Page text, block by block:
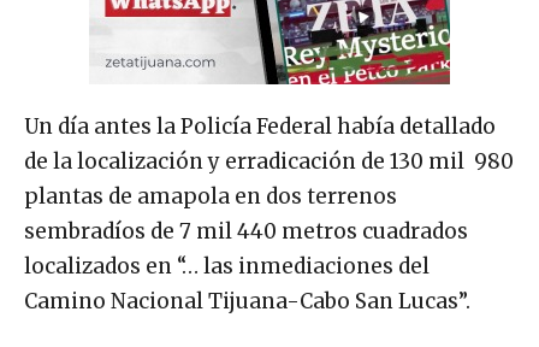
Un día antes la Policía Federal había detallado
de la localización y erradicación de 130 mil 980
plantas de amapola en dos terrenos
sembradíos de 7 mil 440 metros cuadrados
localizados en “… las inmediaciones del
Camino Nacional Tijuana-Cabo San Lucas”.